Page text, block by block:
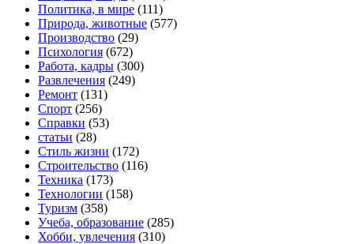
Политика, в мире (111)
Природа, животные (577)
Производство (29)
Психология (672)
Работа, кадры (300)
Развлечения (249)
Ремонт (131)
Спорт (256)
Справки (53)
статьи (28)
Стиль жизни (172)
Строительство (116)
Техника (173)
Технологии (158)
Туризм (358)
Учеба, образование (285)
Хобби, увлечения (310)